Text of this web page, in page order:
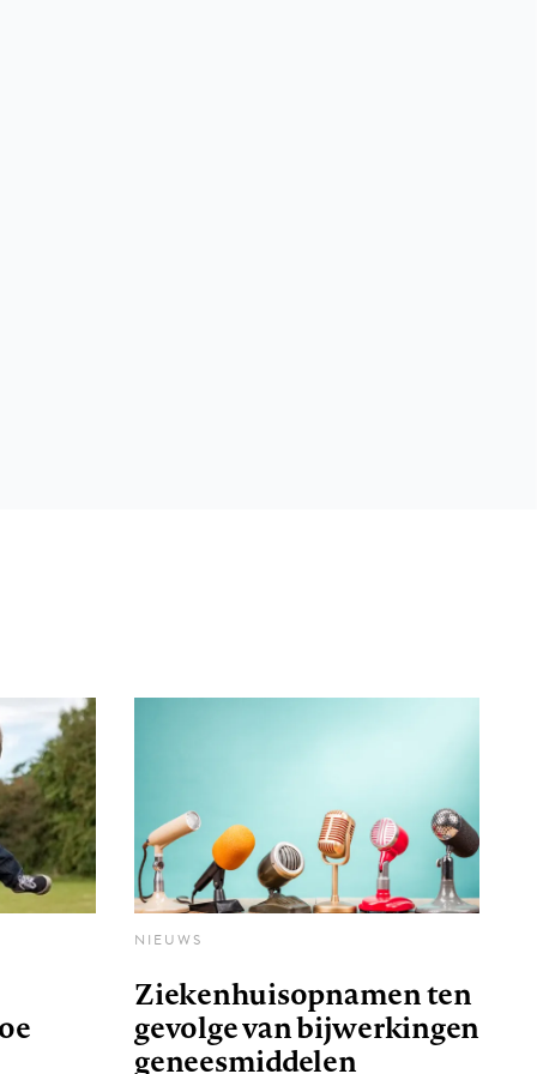
NIEUWS
Ziekenhuisopnamen ten
gevolge van bijwerkingen
geneesmiddelen